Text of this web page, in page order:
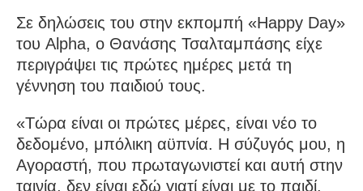
Σε δηλώσεις του στην εκπομπή «Happy Day»
του Alpha, ο Θανάσης Τσαλταμπάσης είχε
περιγράψει τις πρώτες ημέρες μετά τη
γέννηση του παιδιού τους.
«Τώρα είναι οι πρώτες μέρες, είναι νέο το
δεδομένο, μπόλικη αϋπνία. Η σύζυγός μου, η
Αγοραστή, που πρωταγωνιστεί και αυτή στην
ταινία, δεν είναι εδώ γιατί είναι με το παιδί.